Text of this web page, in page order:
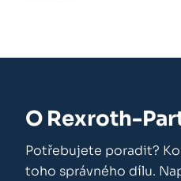
O Rexroth-
Potřebujete poradit?
toho správného dílu.